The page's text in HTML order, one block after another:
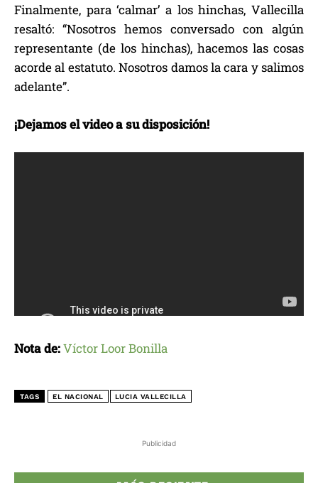
Publicidad
Finalmente, para ‘calmar’ a los hinchas, Vallecilla
resaltó: “Nosotros hemos conversado con algún
representante (de los hinchas), hacemos las cosas
acorde al estatuto. Nosotros damos la cara y salimos
adelante”.
¡Dejamos el video a su disposición!
Nota de:Víctor Loor Bonilla
TAGS EL NACIONAL LUCIA VALLECILLA